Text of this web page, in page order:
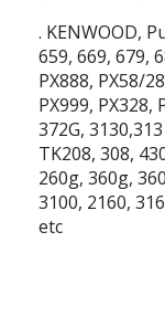
. KENWOOD,
659, 669, 679,
PX888, PX58/
PX999, PX328,
372G,
TK208, 308,
260g, 360g,
3100, 2160,
etc